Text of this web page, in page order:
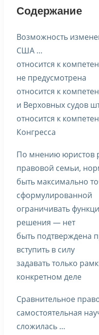
Содержание
Возможность
США …
относится к
не предусмотрена
относится к
и Верховных судов
относится к
Конгресса
По мнению юристов
правовой семьи,
быть максимально
сформулированной
ограничивать
решения — нет
быть подтверждена
вступить в силу
задавать только
конкретном деле
Сравнительное
самостоятельная
сложилась …